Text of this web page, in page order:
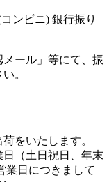
ンビニ) 銀行振り
ール」等にて、振
。
をいたします。
（土日祝日、年末
業日につきまして